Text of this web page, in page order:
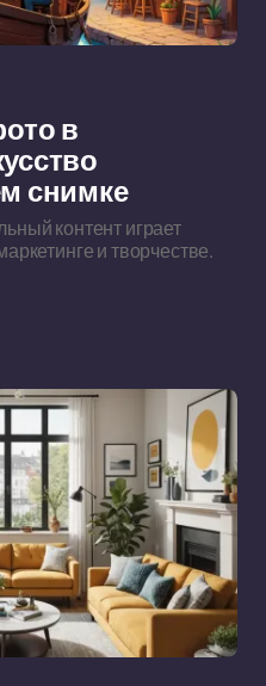
в
снимке
контент играет
и творчестве.